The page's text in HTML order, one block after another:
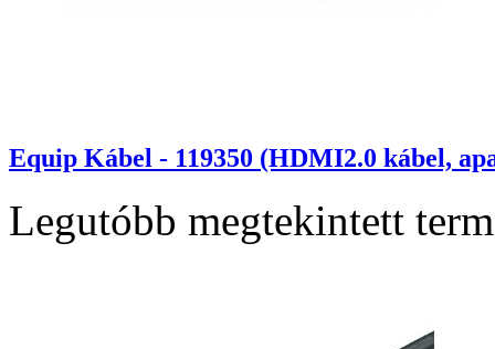
Equip Kábel - 119350 (HDMI2.0 kábel,
Legutóbb megtekintett